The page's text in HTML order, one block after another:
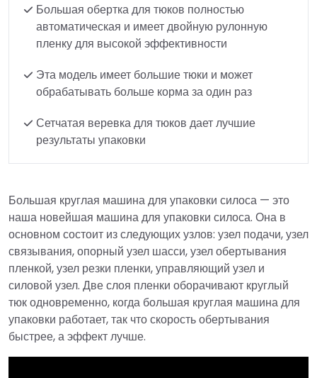
Большая обертка для тюков полностью
автоматическая и имеет двойную рулонную
пленку для высокой эффективности
Эта модель имеет большие тюки и может
обрабатывать больше корма за один раз
Сетчатая веревка для тюков дает лучшие
результаты упаковки
Большая круглая машина для упаковки силоса — это
наша новейшая машина для упаковки силоса. Она в
основном состоит из следующих узлов: узел подачи, узел
связывания, опорный узел шасси, узел обертывания
пленкой, узел резки пленки, управляющий узел и
силовой узел. Две слоя пленки оборачивают круглый
тюк одновременно, когда большая круглая машина для
упаковки работает, так что скорость обертывания
быстрее, а эффект лучше.